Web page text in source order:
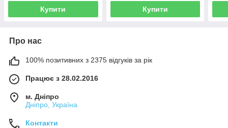
Купити Купити
Про нас
100% позитивних з 2375 відгуків за рік
Працює з 28.02.2016
м. Дніпро
Дніпро, Україна
Контакти